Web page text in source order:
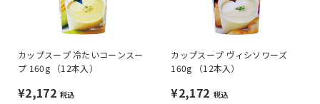
カップスープ 冷たいコーンスー
プ 160g （12本入）
¥2,172 税込
カップスープ ヴィシソワーズ
160g （12本入）
¥2,172 税込